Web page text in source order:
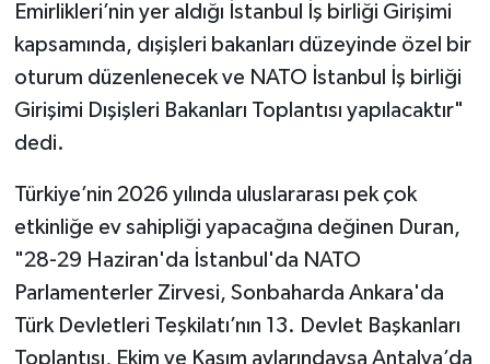
Emirlikleri’nin yer aldığı İstanbul İş birliği Girişimi
kapsamında, dışişleri bakanları düzeyinde özel bir
oturum düzenlenecek ve NATO İstanbul İş birliği
Girişimi Dışişleri Bakanları Toplantısı yapılacaktır"
dedi.
Türkiye’nin 2026 yılında uluslararası pek çok
etkinliğe ev sahipliği yapacağına değinen Duran,
"28-29 Haziran'da İstanbul'da NATO
Parlamenterler Zirvesi, Sonbaharda Ankara'da
Türk Devletleri Teşkilatı’nın 13. Devlet Başkanları
Toplantısı, Ekim ve Kasım aylarındaysa Antalya’da